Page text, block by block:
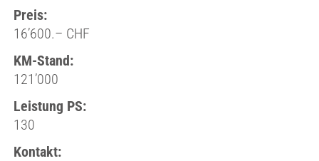
Preis:
16’600.– CHF
KM-Stand:
121’000
Leistung PS:
130
Kontakt: